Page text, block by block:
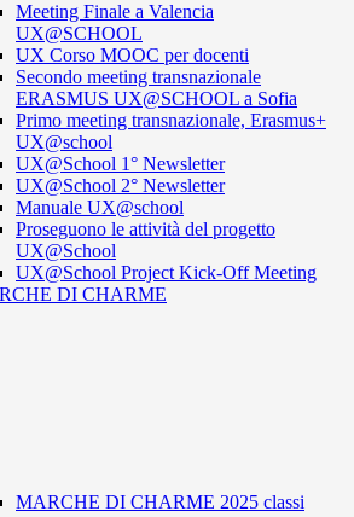
Meeting Finale a Valencia
UX@SCHOOL
UX Corso MOOC per docenti
Secondo meeting transnazionale
ERASMUS UX@SCHOOL a Sofia
Primo meeting transnazionale, Erasmus+
UX@school
UX@School 1° Newsletter
UX@School 2° Newsletter
Manuale UX@school
Proseguono le attività del progetto
UX@School
UX@School Project Kick-Off Meeting
DI CHARME
MARCHE DI CHARME 2025 classi